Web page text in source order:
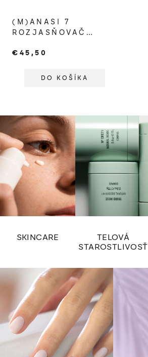
(M)ANASI 7
ROZJASŇOVAČ
DELIRIO
€45,50
DO KOŠÍKA
SKINCARE
TELOVÁ
STAROSTLIVOSŤ